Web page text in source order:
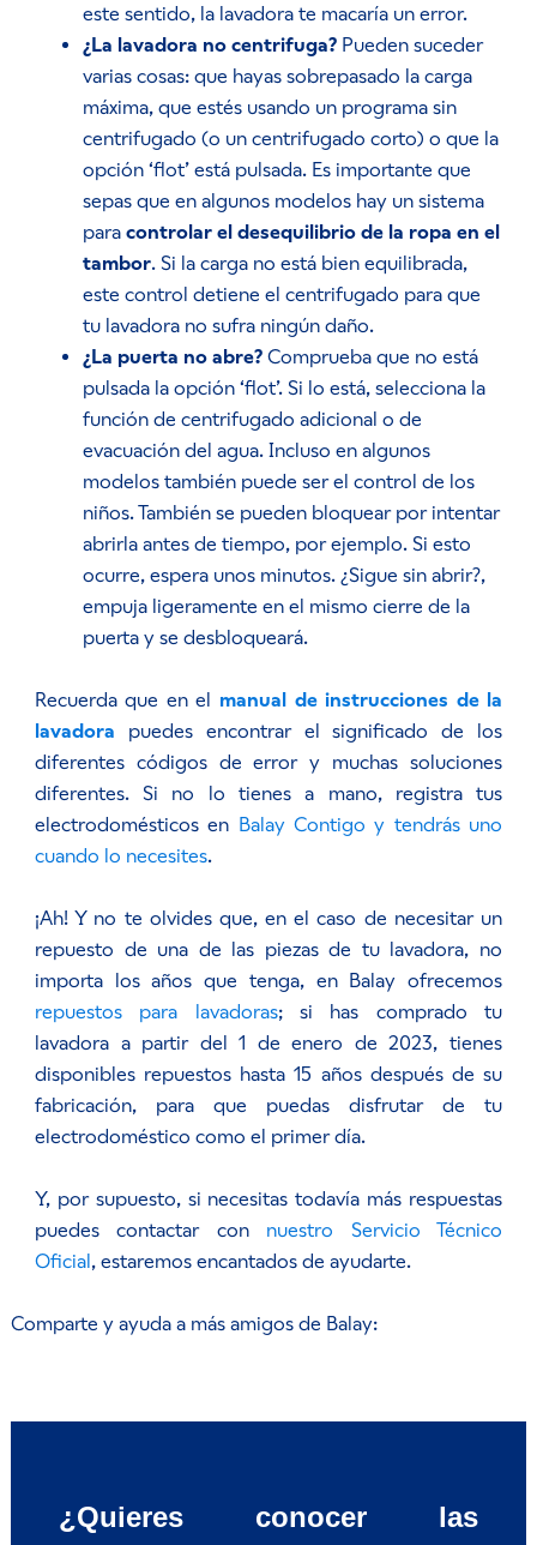
este sentido, la lavadora te macaría un error.
¿La lavadora no centrifuga?Pueden suceder
varias cosas: que hayas sobrepasado la carga
máxima, que estés usando un programa sin
centrifugado (o un centrifugado corto) o que la
opción ‘flot’ está pulsada. Es importante que
sepas que en algunos modelos hay un sistema
para controlar el desequilibrio de la ropa en el
tambor. Si la carga no está bien equilibrada,
este control detiene el centrifugado para que
tu lavadora no sufra ningún daño.
¿La puerta no abre?Comprueba que no está
pulsada la opción ‘flot’. Si lo está, selecciona la
función de centrifugado adicional o de
evacuación del agua. Incluso en algunos
modelos también puede ser el control de los
niños. También se pueden bloquear por intentar
abrirla antes de tiempo, por ejemplo. Si esto
ocurre, espera unos minutos. ¿Sigue sin abrir?,
empuja ligeramente en el mismo cierre de la
puerta y se desbloqueará.
Recuerda que en el manual de instrucciones de la
lavadora
puedes encontrar el significado de los
diferentes códigos de error y muchas soluciones
diferentes. Si no lo tienes a mano, registra tus
electrodomésticos en Balay Contigo y tendrás uno
cuando lo necesites.
¡Ah! Y no te olvides que, en el caso de necesitar un
repuesto de una de las piezas de tu lavadora, no
importa los años que tenga, en Balay ofrecemos
repuestos para lavadoras;si has comprado tu
lavadora a partir del 1 de enero de 2023, tienes
disponibles repuestos hasta 15 años después de su
fabricación, para que puedas disfrutar de tu
electrodoméstico como el primer día.
Y, por supuesto, si necesitas todavía más respuestas
puedes contactar con nuestro Servicio Técnico
Oficial, estaremos encantados de ayudarte.
Comparte y ayuda a más amigos de Balay:
¿Quieres conocer las